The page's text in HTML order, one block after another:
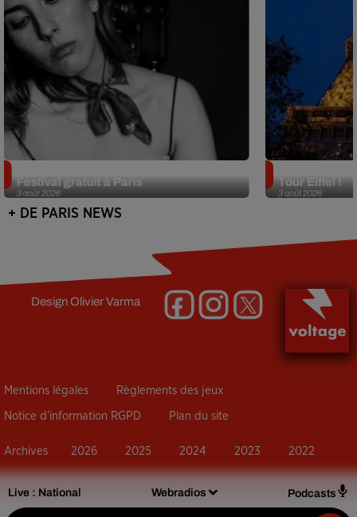
Live : National Webradios Podcasts
3 août 2026
Festival gratuit à Paris
3 août 2026
Tour Eiffel !
+ DE PARIS NEWS
DesignOlivier Varma
Mentions légales Règlements des jeux
Notice d’information RGPD Plan du site
Archives 2026 2025 2024 2023 2022